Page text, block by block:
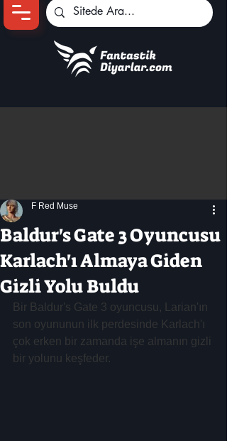
Black Desert
Dizi-Film Haberleri
Baldur's Gate 3 Oyuncusu
Karlach'ı Almaya Giden
Gizli Yolu Buldu
F Red Muse
Bir Baldur's Gate 3 oyuncusu, Larian'ın
son oyununun ilk perdesinde Karlach'ı
çok erken bir zamanda işe almanın gizli
bir yolunu keşfeder.